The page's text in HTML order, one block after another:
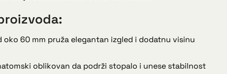
oko 60 mm pruža elegantan izgled i dodatnu visinu
oblikovan da podrži stopalo i unese stabilnost